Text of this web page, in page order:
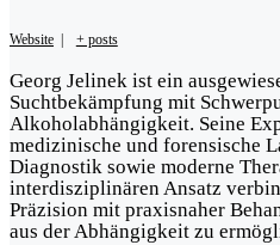
Website + posts
Georg Jelinek ist ein
Suchtbekämpfung mit
Alkoholabhängigkeit. Seine
medizinische und forensische
Diagnostik sowie moderne
interdisziplinären Ansatz
Präzision mit praxisnaher
aus der Abhängigkeit zu